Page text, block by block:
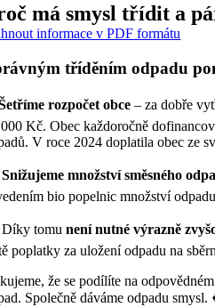
má smysl třídit a
informace v PDF formátu
tříděním odpadu
rozpočet obce – za dobře
Kč. Obec každoročně
V roce 2024 doplatila obec ze
Snižujeme množství směsného
bio popelnic množství
tomunení nutné výrazně
poplatky za uložení odpadu na
že se podílíte na
Společně dáváme odpadu